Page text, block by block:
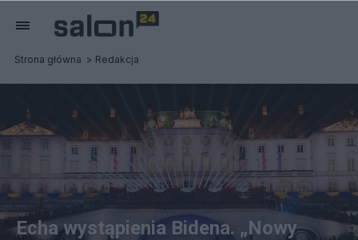
Strona główna Redakcja
Echa wystąpienia Bidena. „Nowy